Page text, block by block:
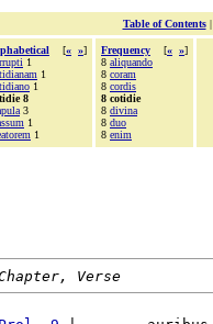
Table of Contents|
[« »]
1
1
1
8
3
1
1
Frequency [« »]
8 aliquando
8 coram
8 cordis
8 cotidie
8 divina
8 duo
8 enim
Verse